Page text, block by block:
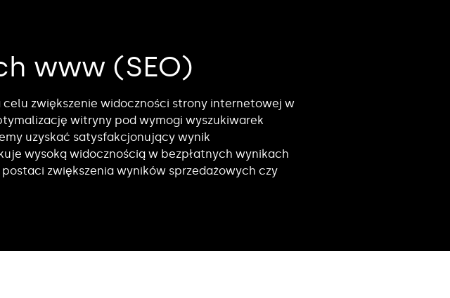
www (SEO)
celu zwiększenie widoczności strony internetowej w
witryny pod wymogi wyszukiwarek
uzyskać satysfakcjonujący wynik
wysoką widocznością w bezpłatnych wynikach
zwiększenia wyników sprzedażowych czy